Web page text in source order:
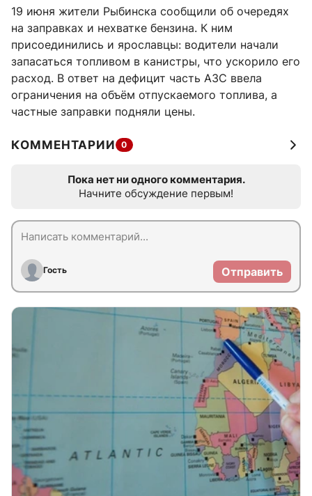
19 июня жители Рыбинска сообщили об очередях
на заправках и нехватке бензина. К ним
присоединились и ярославцы: водители начали
запасаться топливом в канистры, что ускорило его
расход. В ответ на дефицит часть АЗС ввела
ограничения на объём отпускаемого топлива, а
частные заправки подняли цены.
КОММЕНТАРИИ 0
Пока нет ни одного комментария.
Начните обсуждение первым!
Гость Отправить